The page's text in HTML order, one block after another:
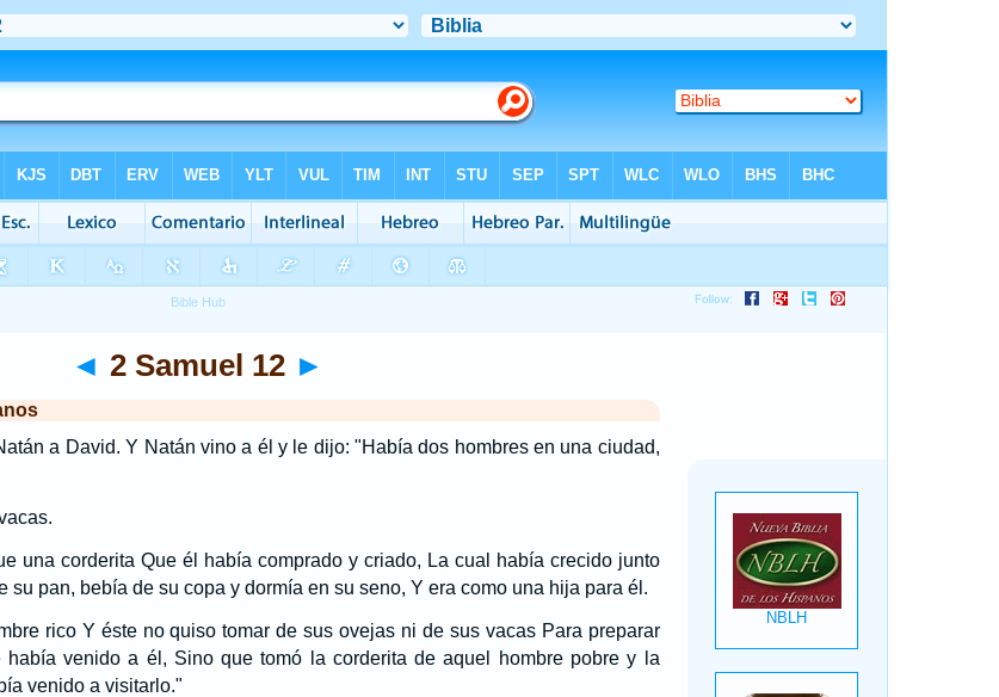
◄ 2 Samuel 12 ►
a David. Y Natán vino a él y le dijo: "Había dos hombres en una ciudad,
una corderita Que él había comprado y criado, La cual había crecido junto
su pan, bebía de su copa y dormía en su seno, Y era como una hija para él.
rico Y éste no quiso tomar de sus ovejas ni de sus vacas Para preparar
había venido a él, Sino que tomó la corderita de aquel hombre pobre y la
venido a visitarlo."